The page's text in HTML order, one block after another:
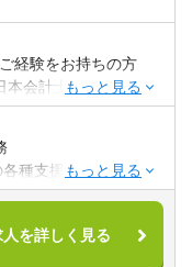
経験をお持ちの方
会計士試験全科目合
資格保持者（また
ィングファームでの
験を有する方
務又は保険会社で決算
されている方
種支援＞
ロジェクトマネジメ
度分析、会計方針の
ス及び内部統制の構
関する支援
人を詳しく見る